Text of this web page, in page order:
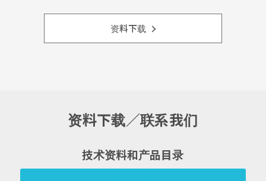
资料下载
资料下载／联系我们
技术资料和产品目录